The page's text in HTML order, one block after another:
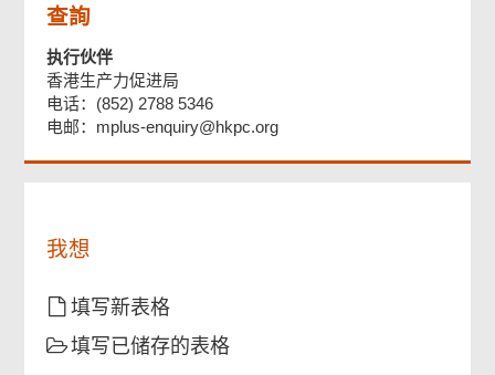
查詢
执行伙伴
香港生产力促进局
电话：(852) 2788 5346
电邮：mplus-enquiry@hkpc.org
我想
填写新表格
填写已储存的表格